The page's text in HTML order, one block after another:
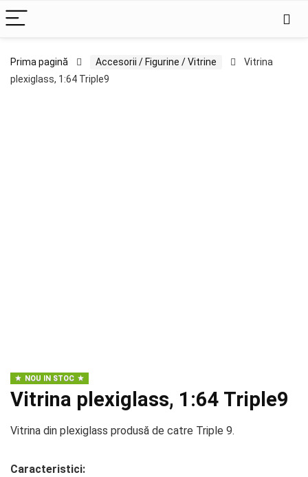
Prima pagină Accesorii / Figurine / Vitrine
Vitrina
plexiglass, 1:64 Triple9
NOU IN STOC
Vitrina plexiglass, 1:64 Triple9
Vitrina din plexiglass produsă de catre Triple 9.
Caracteristici: